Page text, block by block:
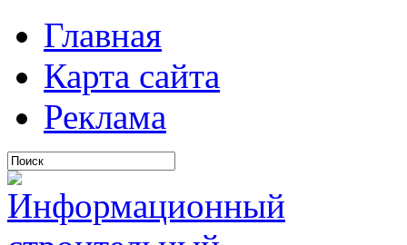
Главная
Карта сайта
Реклама